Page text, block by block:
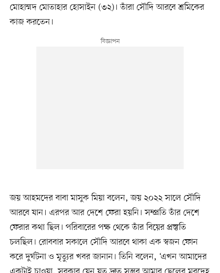
মোহাম্মদ মোতাহার হোসাইন (৩২)। তাঁরা সৌদি আরবে শ্রমিকের
কাজ করতেন।
জয় আহমদের বাবা মাসুক মিয়া বলেন, জয় ২০২২ সালে সৌদি
আরবে যান। এরপর আর দেশে ফেরা হয়নি। সম্প্রতি তাঁর দেশে
ফেরার কথা ছিল। পরিবারের পক্ষ থেকে তাঁর বিয়ের প্রস্তুতি
চলছিল। রোববার সকালে সৌদি আরবে থাকা এক স্বজন ফোন
করে দুর্ঘটনা ও মৃত্যুর খবর জানান। তিনি বলেন, ‘এখন আমাদের